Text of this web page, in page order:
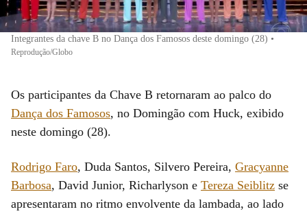
Integrantes da chave B no Dança dos Famosos deste domingo (28) •
Reprodução/Globo
Os participantes da Chave B retornaram ao palco do
Dança dos Famosos, no Domingão com Huck, exibido
neste domingo (28).
Rodrigo Faro, Duda Santos, Silvero Pereira, Gracyanne
Barbosa, David Junior, Richarlyson e Tereza Seiblitz se
apresentaram no ritmo envolvente da lambada, ao lado